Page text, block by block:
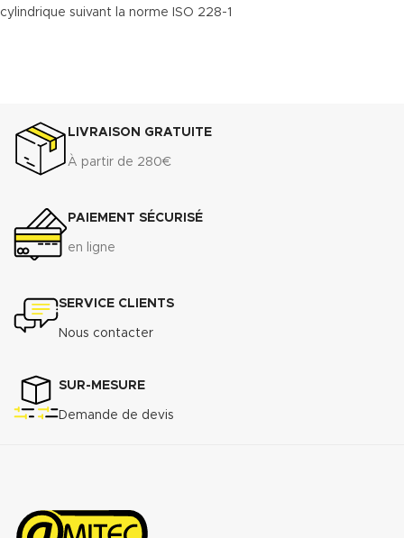
cylindrique suivant la norme ISO 228-1
LIVRAISON GRATUITE
À partir de 280€
PAIEMENT SÉCURISÉ
en ligne
SERVICE CLIENTS
Nous contacter
SUR-MESURE
Demande de devis